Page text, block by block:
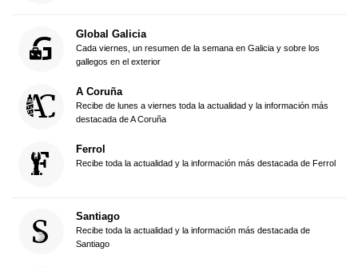
Global Galicia
Cada viernes, un resumen de la semana en Galicia y sobre los
gallegos en el exterior
A Coruña
Recibe de lunes a viernes toda la actualidad y la información más
destacada de A Coruña
Ferrol
Recibe toda la actualidad y la información más destacada de Ferrol
Santiago
Recibe toda la actualidad y la información más destacada de
Santiago